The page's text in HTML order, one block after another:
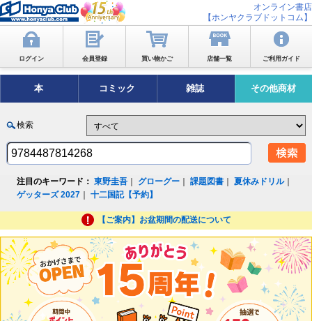
オンライン書店
【ホンヤクラブドットコム】
ログイン 会員登録 買い物かご 店舗一覧 ご利用ガイド
本 コミック 雑誌 その他商材
検索
注目のキーワード： 東野圭吾 グローグー ｜課題図書 ｜夏休みドリル｜
ゲッターズ 2027 ｜十二国記【予約】
【ご案内】お盆期間の配送について